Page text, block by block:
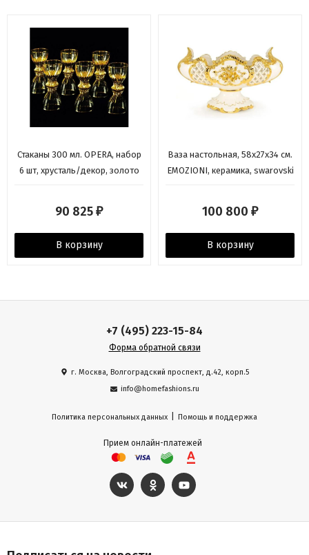
Стаканы 300 мл. OPERA, набор
6 шт, хрусталь/декор, золото
90 825 ₽
В корзину
Ваза настольная, 58х27х34 см.
EMOZIONI, керамика, swarovski
100 800 ₽
В корзину
+7 (495) 223-15-84
Форма обратной связи
г. Москва, Волгоградский проспект, д.42, корп.5
info@homefashions.ru
Политика персональных данных Помощь и поддержка
Прием онлайн-платежей